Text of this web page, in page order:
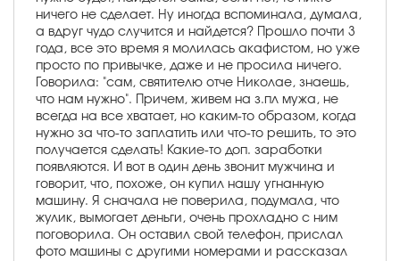
ничего не сделает. Ну иногда вспоминала, думала,
а вдруг чудо случится и найдется? Прошло почти 3
года, все это время я молилась акафистом, но уже
просто по привычке, даже и не просила ничего.
Говорила: "сам, святителю отче Николае, знаешь,
что нам нужно". Причем, живем на з.пл мужа, не
всегда на все хватает, но каким-то образом, когда
нужно за что-то заплатить или что-то решить, то это
получается сделать! Какие-то доп. заработки
появляются. И вот в один день звонит мужчина и
говорит, что, похоже, он купил нашу угнанную
машину. Я сначала не поверила, подумала, что
жулик, вымогает деньги, очень прохладно с ним
поговорила. Он оставил свой телефон, прислал
фото машины с другими номерами и рассказал